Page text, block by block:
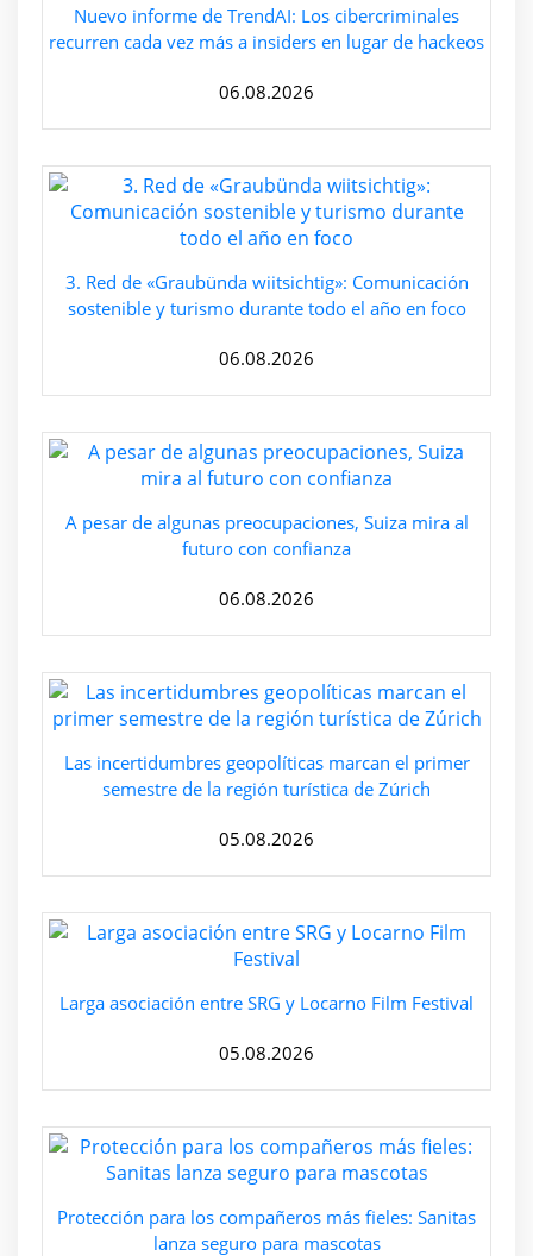
Nuevo informe de TrendAI: Los cibercriminales
recurren cada vez más a insiders en lugar de hackeos
06.08.2026
3. Red de «Graubünda wiitsichtig»: Comunicación
sostenible y turismo durante todo el año en foco
06.08.2026
A pesar de algunas preocupaciones, Suiza mira al
futuro con confianza
06.08.2026
Las incertidumbres geopolíticas marcan el primer
semestre de la región turística de Zúrich
05.08.2026
Larga asociación entre SRG y Locarno Film Festival
05.08.2026
Protección para los compañeros más fieles: Sanitas
lanza seguro para mascotas